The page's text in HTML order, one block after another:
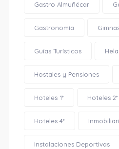
Gastro Almuñécar
Gastronomía
Guías Turísticos
Hostales y Pensiones
Hoteles 1* Hoteles 2*
Hoteles 4*
Instalaciones Deportivas